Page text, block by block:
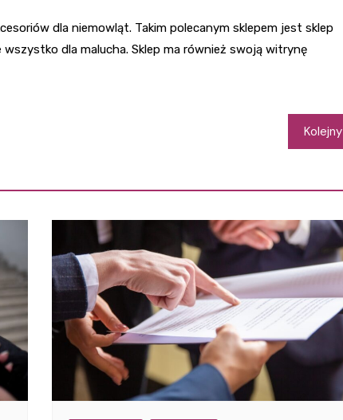
dla niemowląt. Takim polecanym sklepem jest sklep
dla malucha. Sklep ma również swoją witrynę
Kolejny